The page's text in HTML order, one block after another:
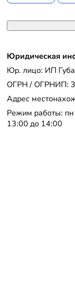
Юридическая
Юр. лицо: ИП
ОГРН / ОГРНИП:
Адрес
Режим работы:
13:00 до 14:00